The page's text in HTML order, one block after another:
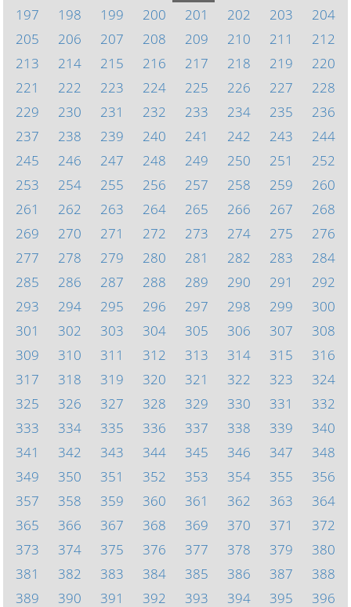
197
198 199 200 201 202 203
204
205
206 207 208 209 210 211
212
213
214 215 216 217 218 219
220
221
222 223 224 225 226 227
228
229
230 231 232 233 234 235
236
237
238 239 240 241 242 243
244
245
246 247 248 249 250 251
252
253
254 255 256 257 258 259
260
261
262 263 264 265 266 267
268
269
270 271 272 273 274 275
276
277
278 279 280 281 282 283
284
285
286 287 288 289 290 291
292
293
294 295 296 297 298 299
300
301
302 303 304 305 306 307
308
309
310 311 312 313 314 315
316
317
318 319 320 321 322 323
324
325
326 327 328 329 330 331
332
333
334 335 336 337 338 339
340
341
342 343 344 345 346 347
348
349
350 351 352 353 354 355
356
357
358 359 360 361 362 363
364
365
366 367 368 369 370 371
372
373
374 375 376 377 378 379
380
381
382 383 384 385 386 387
388
389
390 391 392 393 394 395 396